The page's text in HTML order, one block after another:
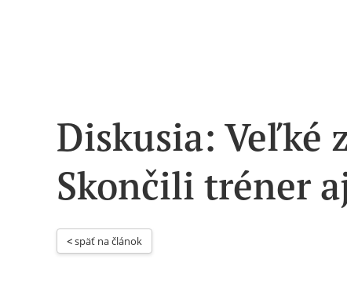
Diskusia: Veľké
Skončili tréner
< späť na článok